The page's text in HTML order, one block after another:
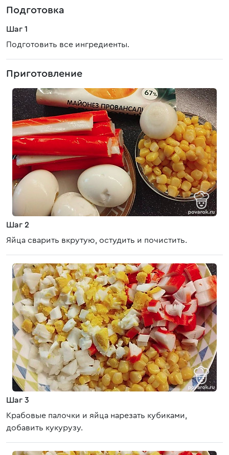
Подготовка
Шаг 1
Подготовить все ингредиенты.
Приготовление
Шаг 2
Яйца сварить вкрутую, остудить и почистить.
Шаг 3
Крабовые палочки и яйца нарезать кубиками,
добавить кукурузу.